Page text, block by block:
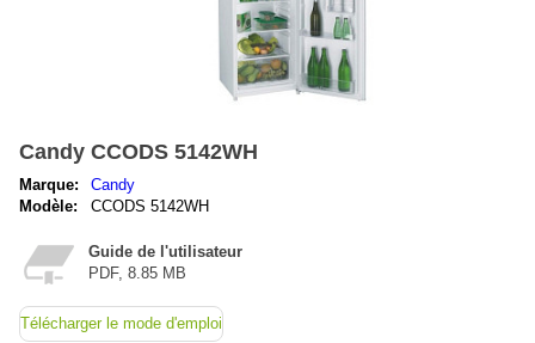
Candy CCODS 5142WH
Marque:
Candy
Modèle:
CCODS 5142WH
Guide de l'utilisateur
PDF, 8.85 MB
Télécharger le mode d'emploi